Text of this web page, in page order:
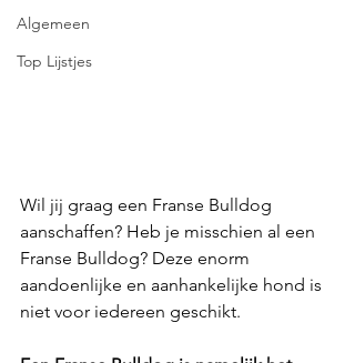
Algemeen
Top Lijstjes
Wil jij graag een Franse Bulldog
aanschaffen? Heb je misschien al een
Franse Bulldog? Deze enorm
aandoenlijke en aanhankelijke hond is
niet voor iedereen geschikt.